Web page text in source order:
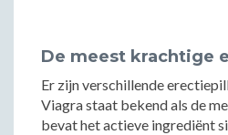
De meest krachtige
Er zijn verschillende
Viagra staat bekend als de
bevat het actieve ingrediënt